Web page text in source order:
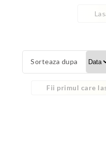
Sorteaza dupa
Fii primul care